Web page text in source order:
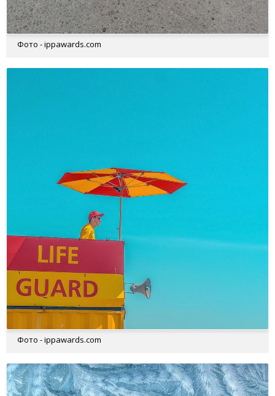
Фото - ippawards.com
Фото - ippawards.com